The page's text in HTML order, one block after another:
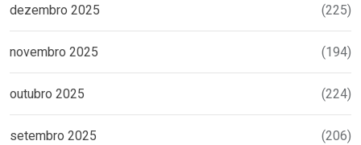
dezembro 2025 (225)
novembro 2025 (194)
outubro 2025 (224)
setembro 2025 (206)